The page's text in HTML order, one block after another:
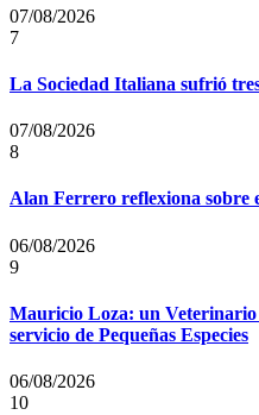
07/08/2026
7
La Sociedad Italiana sufrió
07/08/2026
8
Alan Ferrero reflexiona sobre
06/08/2026
9
Mauricio Loza: un Veterinario
servicio de Pequeñas Especies
06/08/2026
10